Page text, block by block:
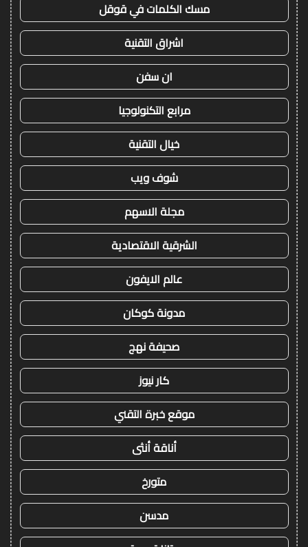
مسك الكلمات في قوقل
اشراق التقنية
ان سفن
مرابع التكنولوجيا
خيال التقنية
شوف ويب
مجلة الاسهم
الشرقية الاقتصادية
عالم الايفون
مدونة كوكان
صحيفة نهج
كار نيوز
موقع خبرة التقني
أناقة أنثى
متورخ
مدسن